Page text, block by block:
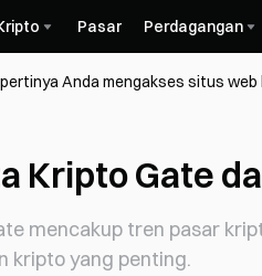
Pasar Perdagangan
Anda mengakses situs web
Kripto Gate
mencakup tren pasar
kripto yang penting.